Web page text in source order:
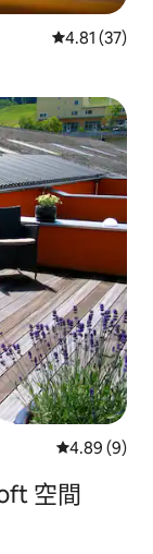
從 37 則評價
4.81 (37)
從 9 則評價
4.89 (9)
空間